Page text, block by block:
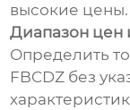
высокие цены.
Диапазон цен
Определить
FBCDZ без